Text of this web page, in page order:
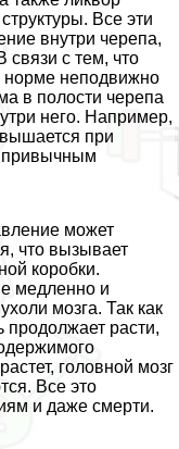
Все эти
внутри черепа,
связи с тем, что
норме неподвижно
в полости черепа
него. Например,
при
привычным
может
что вызывает
коробки.
медленно и
мозга. Так как
продолжает расти,
головной мозг
Все это
и даже cмepти.